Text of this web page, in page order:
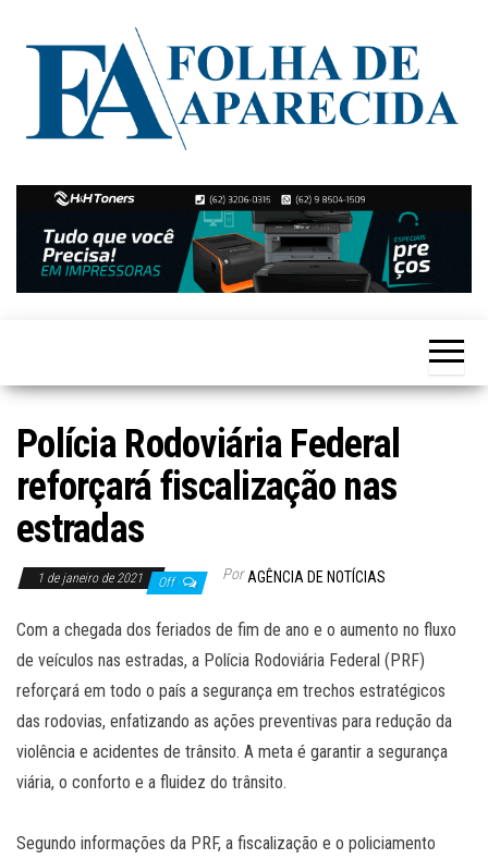
Folha de
Aparecida
Notícias
de
Aparecida
de
Goiânia
Polícia Rodoviária Federal
reforçará fiscalização nas
estradas
1 de janeiro de 2021 Off Por AGÊNCIA DE NOTÍCIAS
Com a chegada dos feriados de fim de ano e o aumento no fluxo
de veículos nas estradas, a Polícia Rodoviária Federal (PRF)
reforçará em todo o país a segurança em trechos estratégicos
das rodovias, enfatizando as ações preventivas para redução da
violência e acidentes de trânsito. A meta é garantir a segurança
viária, o conforto e a fluidez do trânsito.
Segundo informações da PRF, a fiscalização e o policiamento